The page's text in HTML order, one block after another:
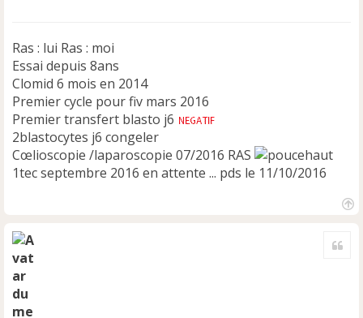
o
n
l
u
Ras : lui Ras : moi
Essai depuis 8ans
Clomid 6 mois en 2014
Premier cycle pour fiv mars 2016
Premier transfert blasto j6
2blastocytes j6 congeler
Cœlioscopie /laparoscopie 07/2016 RAS
1tec septembre 2016 en attente ... pds le 11/10/2016